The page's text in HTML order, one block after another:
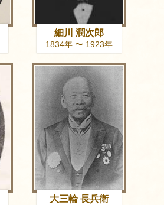
細川 潤次郎
1834年 〜 1923年
大三輪 長兵衛